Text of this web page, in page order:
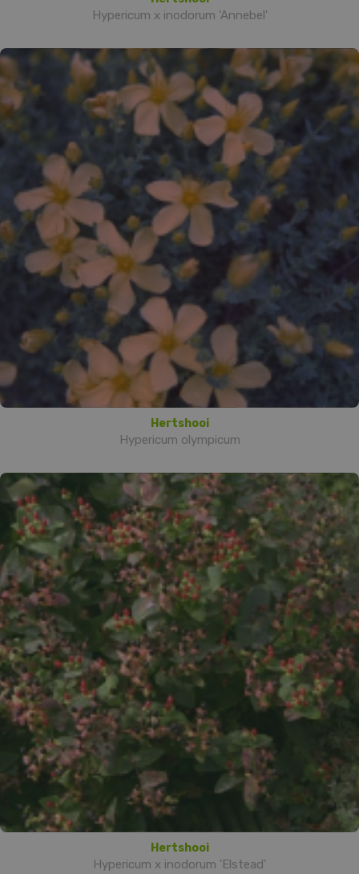
Hypericum x inodorum 'Annebel'
Hertshooi
Hypericum olympicum
Hertshooi
Hypericum x inodorum 'Elstead'